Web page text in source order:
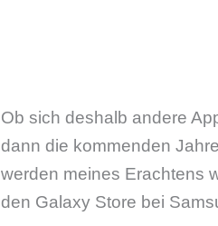
Ob sich deshalb andere
dann die kommenden
werden meines Erachtens
den Galaxy Store bei